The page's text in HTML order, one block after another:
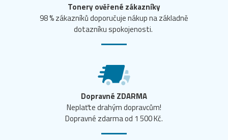
Tonery ověřené zákazníky
98 % zákazníků doporučuje nákup na základně
dotazníku spokojenosti.
Dopravné ZDARMA
Neplaťte drahým dopravcům!
Dopravné zdarma od 1 500 Kč.